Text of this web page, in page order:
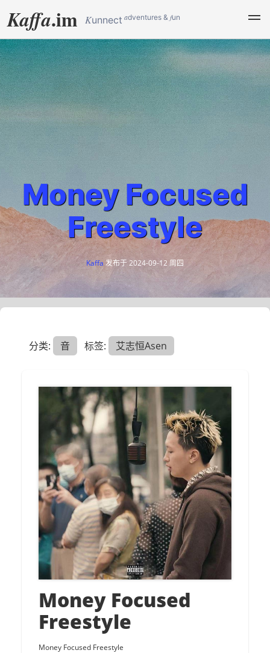
Kaffa.im Kunnect adventures & fun
Money Focused
Freestyle
Kaffa 发布于2024-09-12 周四
分类: 音 标签: 艾志恒Asen
Money Focused
Freestyle
Money Focused Freestyle